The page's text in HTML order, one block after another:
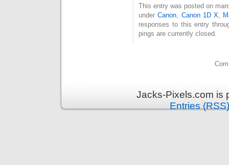
This entry was posted on
underCanon Canon 1D X
responses to this entry
pings are currently closed.
Jacks-Pixels.com is
Entries (RSS)